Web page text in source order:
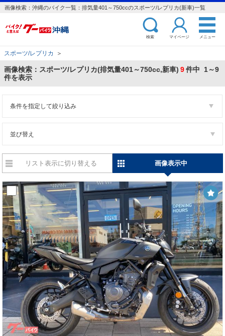
画像検索：沖縄のバイク一覧：排気量401～750ccのスポーツ/レプリカ(新車)一覧
検索 マイページ メニュー
スポーツ/レプリカ ＞
画像検索：スポーツ/レプリカ(排気量401～750cc,新車) 9件中 1～9
件を表示
条件を指定して絞り込み
並び替え
リスト表示に切り替える 画像表示中